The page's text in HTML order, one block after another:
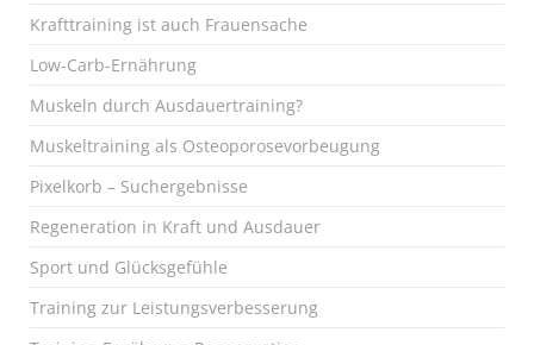
Krafttraining ist auch Frauensache
Low-Carb-Ernährung
Muskeln durch Ausdauertraining?
Muskeltraining als Osteoporosevorbeugung
Pixelkorb – Suchergebnisse
Regeneration in Kraft und Ausdauer
Sport und Glücksgefühle
Training zur Leistungsverbesserung